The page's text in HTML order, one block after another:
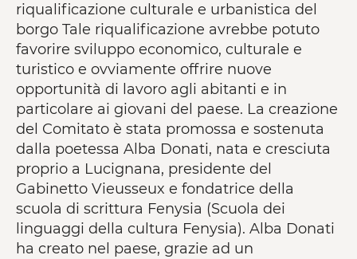
riqualificazione culturale e urbanistica del
borgo Tale riqualificazione avrebbe potuto
favorire sviluppo economico, culturale e
turistico e ovviamente offrire nuove
opportunità di lavoro agli abitanti e in
particolare ai giovani del paese. La creazione
del Comitato è stata promossa e sostenuta
dalla poetessa Alba Donati, nata e cresciuta
proprio a Lucignana, presidente del
Gabinetto Vieusseux e fondatrice della
scuola di scrittura Fenysia (Scuola dei
linguaggi della cultura Fenysia). Alba Donati
ha creato nel paese, grazie ad un